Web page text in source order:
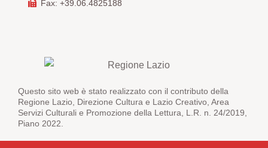
Fax: +39.06.4825188
Questo sito web è stato realizzato con il contributo della
Regione Lazio, Direzione Cultura e Lazio Creativo, Area
Servizi Culturali e Promozione della Lettura, L.R. n. 24/2019,
Piano 2022.